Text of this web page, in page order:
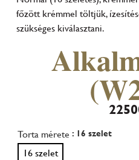
Torta mérete : 16 szelet
16 szelet
főzött krémmel töltjük,
szükséges kiválasztani.